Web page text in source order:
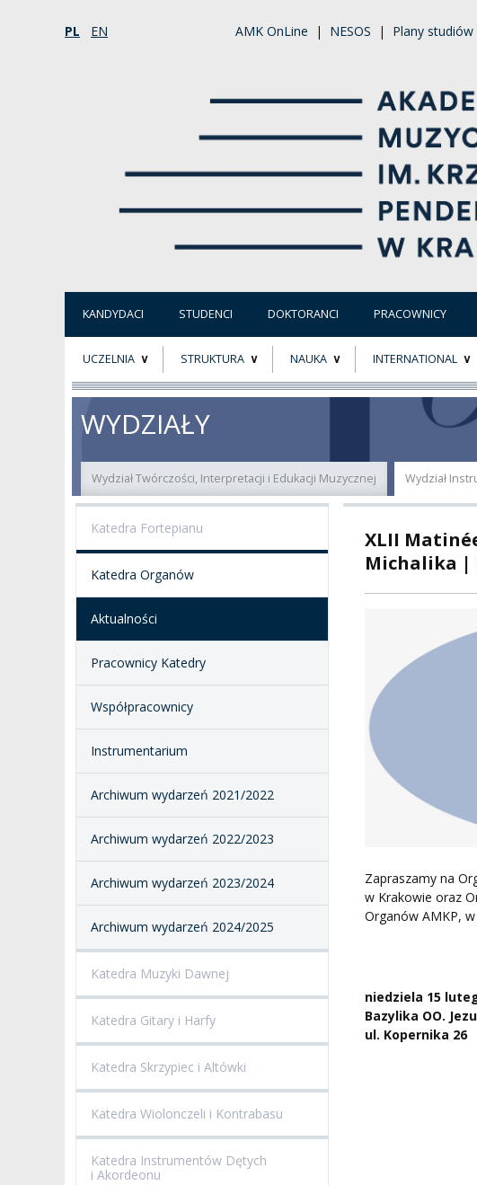
PL EN AMK OnLine | NESOS | Plany studiów
KANDYDACI STUDENCI DOKTORANCI PRACOWNICY
UCZELNIA
KADRA PEDAGOGICZNA
DOKTORATY HC
PROFESURY HONOROWE
EXCELLENCE IN TEACHING
MAGNUS IN DOCTRINA
STRUKTURA
WYDZIAŁY
OGÓLNOUCZELNIANY
ZESPÓŁ DYDAKTYCZNY
SZKOŁA DOKTORSKA
STUDIA PODYPLOMOWE
ADMINISTRACJA
PRESS
DOM STUDENCKI
NAUKA
JAKOŚĆ KSZTAŁCENIA
NOSTRYFIKACJA
DYPLOMÓW
NOSTRYFIKACJA STOPNI
POSTĘPOWANIA
POTWIERDZANIE EFEKTÓW
DOKUMENTY PUBLICZNE
INTERNATIONAL
ERASMUS+
WYDZIAŁY
Wydział Twórczości, Interpretacji i Edukacji Muzycznej Wydział
Katedra Fortepianu
Katedra Organów
Aktualności
Pracownicy Katedry
Współpracownicy
Instrumentarium
Archiwum wydarzeń 2021/2022
Archiwum wydarzeń 2022/2023
Archiwum wydarzeń 2023/2024
Archiwum wydarzeń 2024/2025
Katedra Muzyki Dawnej
Katedra Gitary i Harfy
Katedra Skrzypiec i Altówki
Katedra Wiolonczeli i Kontrabasu
Katedra Instrumentów Dętych
i Akordeonu
XLII
Michalika |
Zapraszamy na
w Krakowie oraz
Organów AMKP,
niedziela 15
Bazylika OO.
ul. Kopernika 26